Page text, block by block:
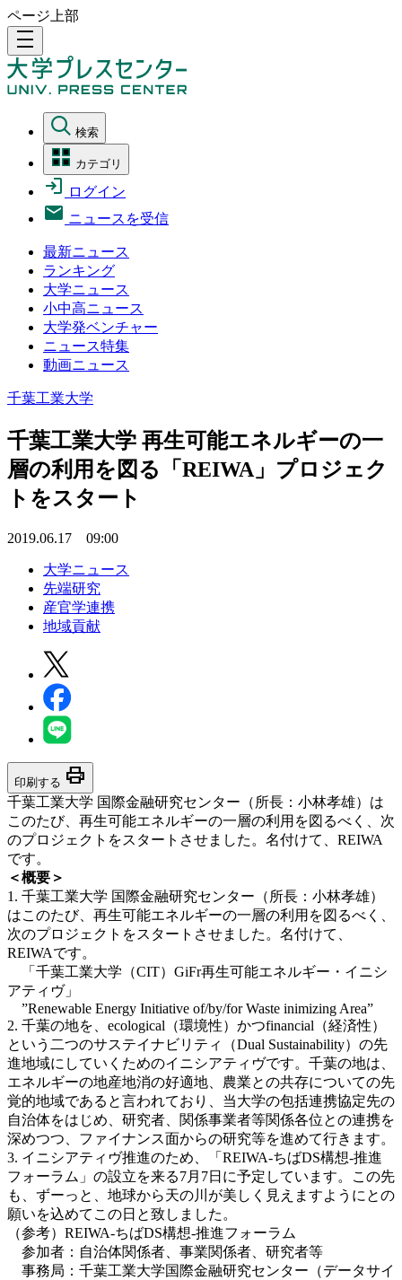
ページ上部
density_medium
検索
カテゴリ
ログイン
ニュースを受信
最新ニュース
ランキング
大学ニュース
小中高ニュース
大学発ベンチャー
ニュース特集
動画ニュース
千葉工業大学
千葉工業大学 再生可能エネルギーの一
層の利用を図る「REIWA」プロジェク
トをスタート
2019.06.17 09:00
大学ニュース
先端研究
産官学連携
地域貢献
印刷する print
千葉工業大学 国際金融研究センター（所長：小林孝雄）は
このたび、再生可能エネルギーの一層の利用を図るべく、次
のプロジェクトをスタートさせました。名付けて、REIWA
です。
＜概要＞
1. 千葉工業大学 国際金融研究センター（所長：小林孝雄）
はこのたび、再生可能エネルギーの一層の利用を図るべく、
次のプロジェクトをスタートさせました。名付けて、
REIWAです。
「千葉工業大学（CIT）GiFr再生可能エネルギー・イニシ
アティヴ」
”Renewable Energy Initiative of/by/for Waste inimizing Area”
2. 千葉の地を、ecological（環境性）かつfinancial（経済性）
という二つのサステイナビリティ（Dual Sustainability）の先
進地域にしていくためのイニシアティヴです。千葉の地は、
エネルギーの地産地消の好適地、農業との共存についての先
覚的地域であると言われており、当大学の包括連携協定先の
自治体をはじめ、研究者、関係事業者等関係各位との連携を
深めつつ、ファイナンス面からの研究等を進めて行きます。
3. イニシアティヴ推進のため、「REIWA-ちばDS構想-推進
フォーラム」の設立を来る7月7日に予定しています。この先
も、ずーっと、地球から天の川が美しく見えますようにとの
願いを込めてこの日と致しました。
（参考）REIWA-ちばDS構想-推進フォーラム
参加者：自治体関係者、事業関係者、研究者等
事務局：千葉工業大学国際金融研究センター（データサイ